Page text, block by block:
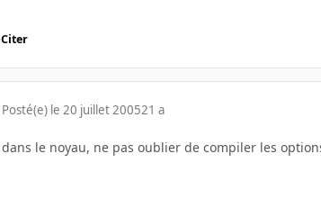
Citer
Posté(e) le 20 juillet 200521 a
dans le noyau, ne pas oublier de compiler les